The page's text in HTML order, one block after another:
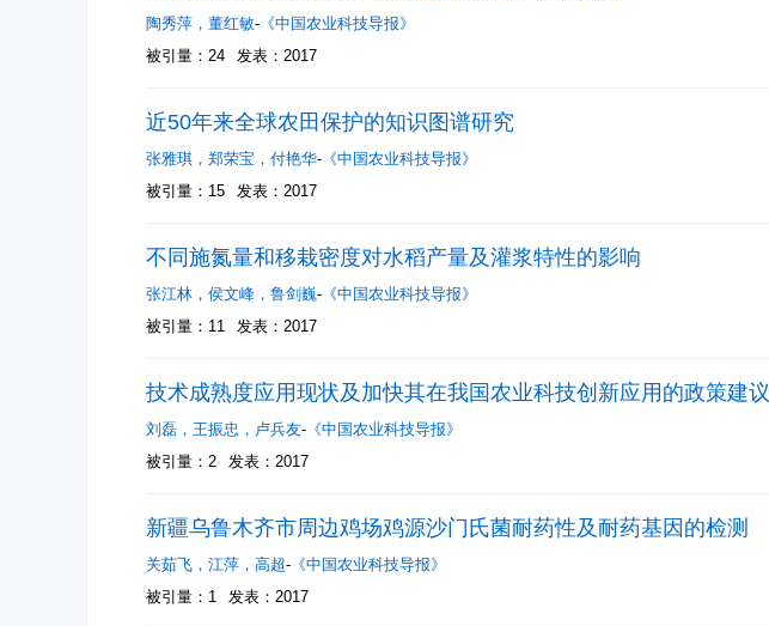
陶秀萍 ， 董红敏- 《中国农业科技导报》
被引量：24
发表：2017
近50年来全球农田保护的知识图谱研究
张雅琪 ， 郑荣宝 ， 付艳华- 《中国农业科技导报》
被引量：15
发表：2017
不同施氮量和移栽密度对水稻产量及灌浆特性的影响
张江林 ， 侯文峰 ， 鲁剑巍- 《中国农业科技导报》
被引量：11
发表：2017
技术成熟度应用现状及加快其在我国农业科技创新应用的政策建议
刘磊 ， 王振忠 ， 卢兵友- 《中国农业科技导报》
被引量：2
发表：2017
新疆乌鲁木齐市周边鸡场鸡源沙门氏菌耐药性及耐药基因的检测
关茹飞 ， 江萍 ， 高超- 《中国农业科技导报》
被引量：1
发表：2017